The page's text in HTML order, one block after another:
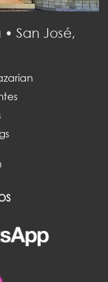
San José,